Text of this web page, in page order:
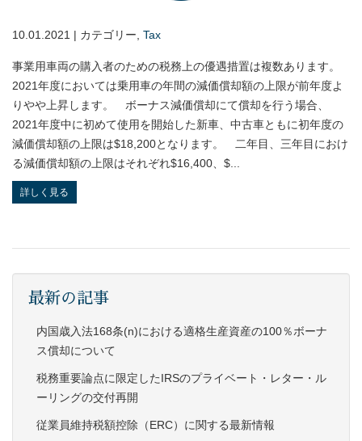
10.01.2021 | カテゴリー, Tax
事業用車両の購入者のための税務上の優遇措置は複数あります。
2021年度においては乗用車の年間の減価償却額の上限が前年度よ
りやや上昇します。 ボーナス減価償却にて償却を行う場合、
2021年度中に初めて使用を開始した新車、中古車ともに初年度の
減価償却額の上限は$18,200となります。 二年目、三年目におけ
る減価償却額の上限はそれぞれ$16,400、$...
詳しく見る
最新の記事
内国歳入法168条(n)における適格生産資産の100％ボーナ
ス償却について
税務重要論点に限定したIRSのプライベート・レター・ル
ーリングの交付再開
従業員維持税額控除（ERC）に関する最新情報